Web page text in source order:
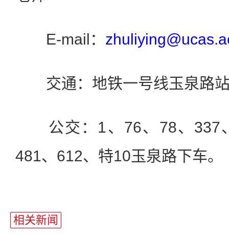
E-mail：
交通：地铁一号线玉泉路
公交：1、76、78、337
481、612、特10玉泉路下车。
相关新闻